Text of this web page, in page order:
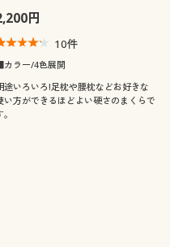
円
10件
ラー/4色展開
途いろいろ!足枕や腰枕などお好きな
い方ができるほどよい硬さのまくらで